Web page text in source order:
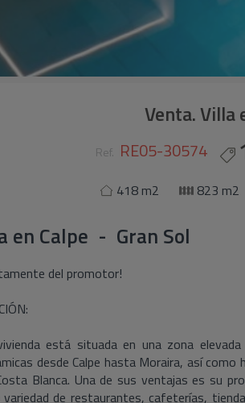
Venta. Villa
Ref. RE05-30574
418 m2 823 m2
en Calpe - Gran Sol
del promotor!
está situada en una zona
desde Calpe hasta Moraira, así
Blanca. Una de sus ventajas es su
variedad de restaurantes, cafeterías,